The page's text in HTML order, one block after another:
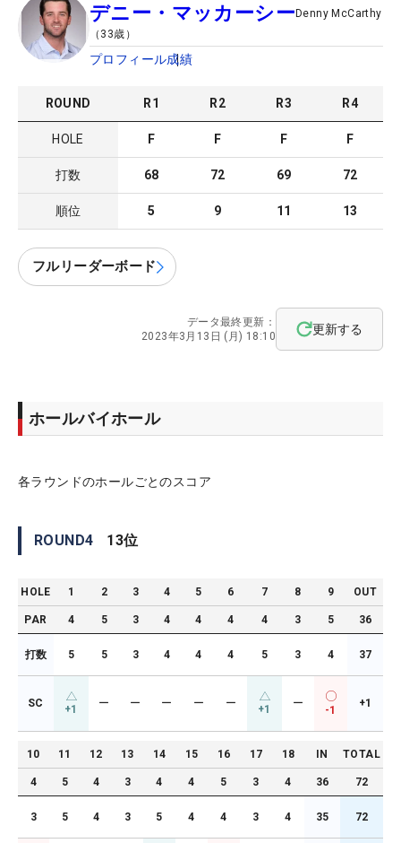
デニー・マッカーシー Denny McCarthy
（ 33歳）
プロフィール成績
ROUND R1 R2 R3 R4
HOLE F F F F
打数 68 72 69 72
順位 5 9 11 13
フルリーダーボード
データ最終更新：
2023年3月13日 (月) 18:10
更新する
ホールバイホール
各ラウンドのホールごとのスコア
ROUND4 13位
HOLE 1 2 3 4 5 6 7 8 9 OUT
PAR 4 5 3 4 4 4 4 3 5 36
打数 5 5 3 4 4 4 5 3 4 37
SC +1 ー ー ー ー ー +1 ー
-1
+1
10 11 12 13 14 15 16 17 18 IN TOTAL
4 5 4 3 4 4 5 3 4 36 72
3 5 4 3 5 4 4 3 4 35 72